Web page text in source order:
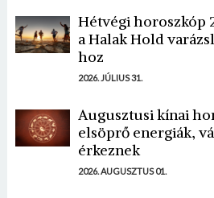
Hétvégi horoszkóp
a Halak Hold
hoz
2026. JÚLIUS 31.
Augusztusi kínai
elsöprő energiák,
érkeznek
2026. AUGUSZTUS 01.